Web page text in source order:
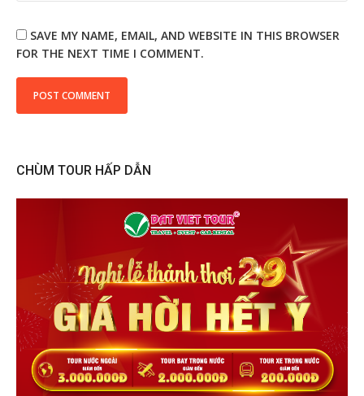
SAVE MY NAME, EMAIL, AND WEBSITE IN THIS BROWSER
FOR THE NEXT TIME I COMMENT.
CHÙM TOUR HẤP DẪN